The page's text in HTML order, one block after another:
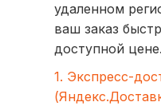
удаленном
ваш заказ
доступной цене.
1. Экспресс-